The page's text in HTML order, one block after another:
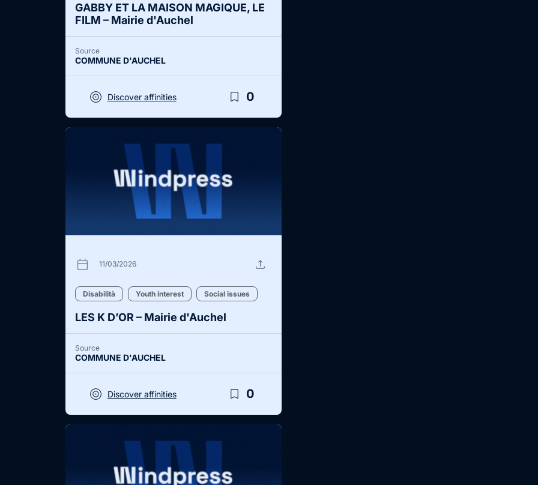
GABBY ET LA MAISON MAGIQUE, LE
FILM – Mairie d'Auchel
Source
COMMUNE D'AUCHEL
target Discover affinities bookmark_border 0
calendar_today 11/03/2026 upload
Disabilità Youth interest Social issues
LES K D’OR – Mairie d'Auchel
Source
COMMUNE D'AUCHEL
target Discover affinities bookmark_border 0